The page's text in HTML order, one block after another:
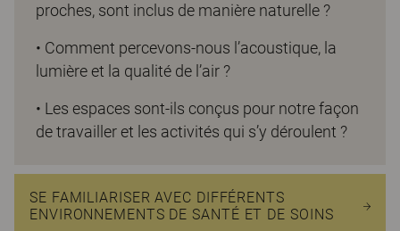
proches, sont inclus de manière naturelle ?
• Comment percevons-nous l’acoustique, la
lumière et la qualité de l’air ?
• Les espaces sont-ils conçus pour notre façon
de travailler et les activités qui s’y déroulent ?
SE FAMILIARISER AVEC DIFFÉRENTS
ENVIRONNEMENTS DE SANTÉ ET DE SOINS